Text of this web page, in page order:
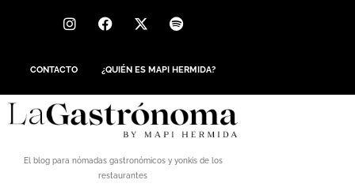
CONTACTO ¿QUIÉN ES MAPI HERMIDA?
El blog para nómadas gastronómicos y yonkis de los
restaurantes